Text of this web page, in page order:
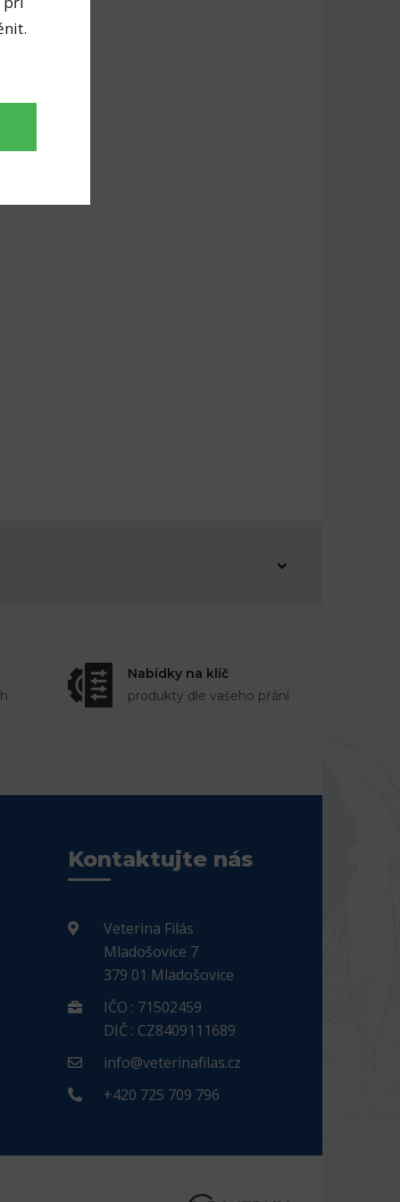
Nabídky na klíč
produkty dle vašeho přání
Kontaktujte nás
Veterina Filás
Mladošovice 7
379 01 Mladošovice
IČO : 71502459
DIČ : CZ8409111689
info@veterinafilas.cz
+420 725 709 796